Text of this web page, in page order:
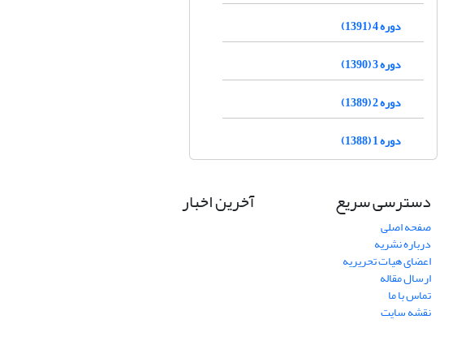
دوره 4 (1391)
دوره 3 (1390)
دوره 2 (1389)
دوره 1 (1388)
دسترسی سریع
صفحه اصلی
درباره نشریه
اعضای هیات تحریریه
ارسال مقاله
تماس با ما
نقشه سایت
آخرین اخبار